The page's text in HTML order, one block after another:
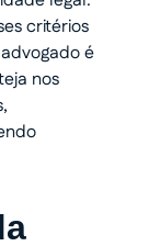
critérios
é
nos